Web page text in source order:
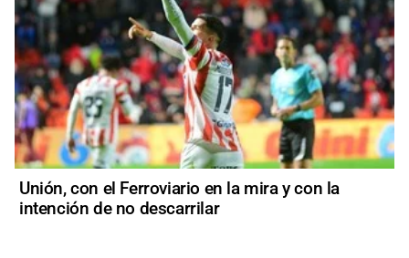
Unión, con el Ferroviario en la mira y con la
intención de no descarrilar